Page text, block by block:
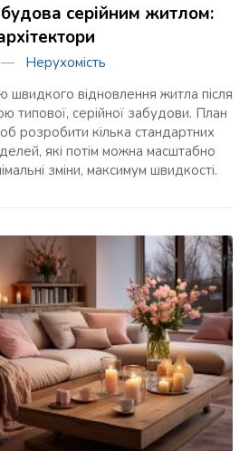
серійним житлом:
— Нерухомість
швидкого відновлення житла після
типової, серійної забудови. План
розробити кілька стандартних
які потім можна масштабно
зміни, максимум швидкості.